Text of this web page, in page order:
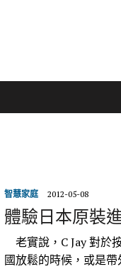
智慧家庭 2012-05-08
體驗日本原裝
老實說，C Jay 對於
國放鬆的時候，或是